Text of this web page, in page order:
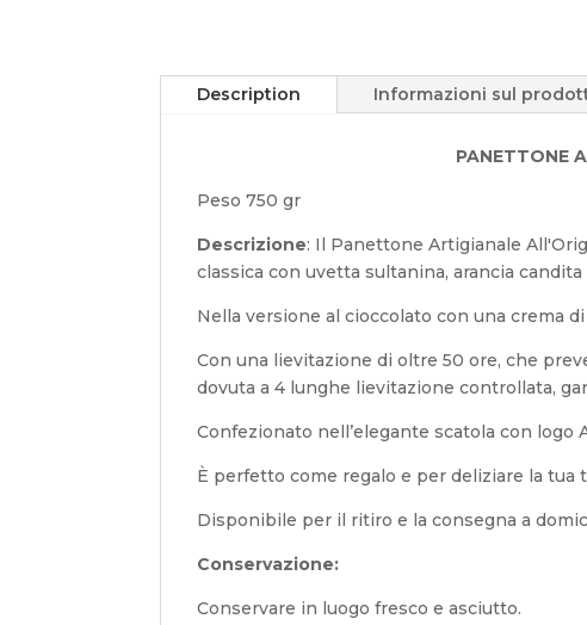
Description Informazioni sul
PANETTONE
Peso 750 gr
Descrizione: Il Panettone Artigianale
classica con uvetta sultanina, arancia
Nella versione al cioccolato con una crema
Con una lievitazione di oltre 50 ore, che
dovuta a 4 lunghe lievitazione controllata,
Confezionato nell’elegante scatola con logo
È perfetto come regalo e per deliziare la tua
Disponibile per il ritiro e la consegna a
Conservazione:
Conservare in luogo fresco e asciutto.